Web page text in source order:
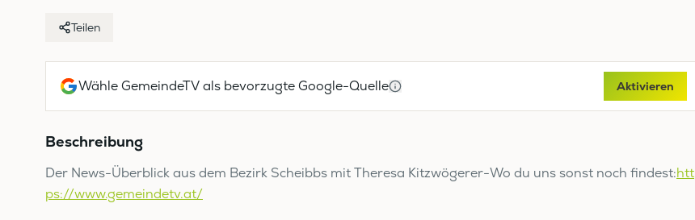
Teilen
Wähle GemeindeTV als bevorzugte Google-Quelle Aktivieren
Beschreibung
Der News-Überblick aus dem Bezirk Scheibbs mit Theresa Kitzwögerer-Wo du uns sonst noch findest:htt
ps://www.gemeindetv.at/